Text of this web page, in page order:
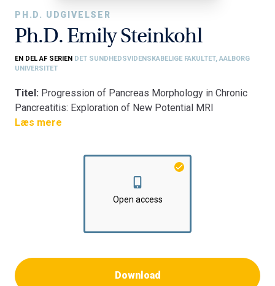
PH.D. UDGIVELSER
Ph.D. Emily Steinkohl
EN DEL AF SERIEN DET SUNDHEDSVIDENSKABELIGE FAKULTET, AALBORG
UNIVERSITET
Titel: Progression of Pancreas Morphology in Chronic
Pancreatitis: Exploration of New Potential MRI
Biomarkers
Klinisk Institut
Læs mere
Open access
Download